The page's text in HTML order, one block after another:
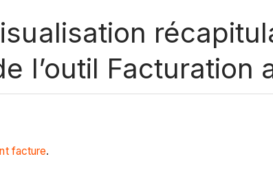
l’outil Facturation
facture.